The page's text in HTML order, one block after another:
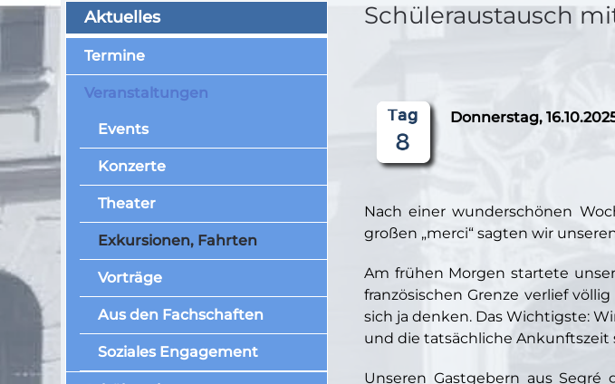
Aktuelles
Termine
Veranstaltungen
Events
Konzerte
Theater
Exkursionen, Fahrten
Vorträge
Aus den Fachschaften
Soziales Engagement
Schüleraustausch
Donnerstag,
Nach einer wunderschönen
großen „merci“ sagten wir
Am frühen Morgen startete
französischen Grenze verlief
sich ja denken. Das Wichtigste:
und die tatsächliche Ankunftszeit
Unseren Gastgebern aus Segré